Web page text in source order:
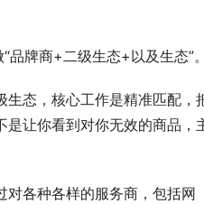
牌商+二级生态+以及生态”。
生态，核心工作是精准匹配，
让你看到对你无效的商品，
对各种各样的服务商，包括网